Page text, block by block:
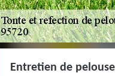
Entretien de